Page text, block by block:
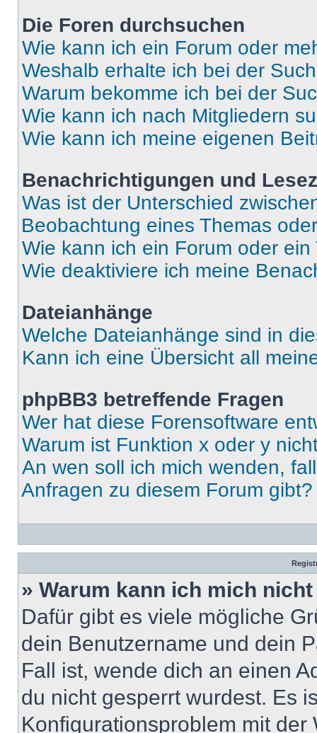
Die Foren durchsuchen
Wie kann ich ein Forum oder
Weshalb erhalte ich bei der
Warum bekomme ich bei der
Wie kann ich nach Mitgliedern
Wie kann ich meine eigenen
Benachrichtigungen und
Was ist der Unterschied
Beobachtung eines Themas
Wie kann ich ein Forum oder
Wie deaktiviere ich meine
Dateianhänge
Welche Dateianhänge sind in
Kann ich eine Übersicht all
phpBB3 betreffende Fragen
Wer hat diese Forensoftware
Warum ist Funktion x oder y
An wen soll ich mich wenden,
Anfragen zu diesem Forum gibt?
» Warum kann ich mich
Dafür gibt es viele mögliche
dein Benutzername und dein
Fall ist, wende dich an einen
du nicht gesperrt wurdest. Es
Konfigurationsproblem mit